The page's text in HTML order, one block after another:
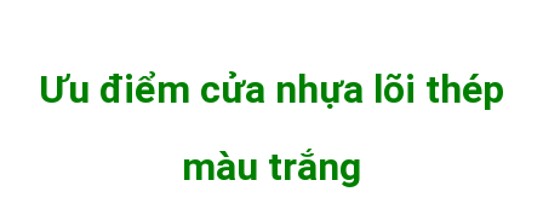
Ưu điểm cửa nhựa lõi thép
màu trắng